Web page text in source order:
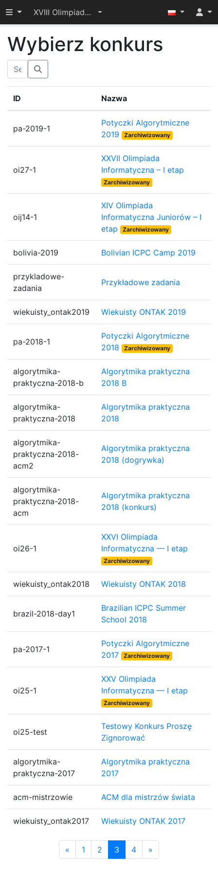
Przełącz widoczność menu
XVIII Olimpiada Informatyczna Juniorów – I etap
Wybierz konkurs
ID Nazwa
pa-2019-1
Potyczki Algorytmiczne
2019
Zarchiwizowany
oi27-1
XXVII Olimpiada
Informatyczna – I etap
Zarchiwizowany
oij14-1
XIV Olimpiada
Informatyczna Juniorów – I
etap
Zarchiwizowany
bolivia-2019 Bolivian ICPC Camp 2019
przykladowe-
zadania
Przykładowe zadania
wiekuisty_ontak2019 Wiekuisty ONTAK 2019
pa-2018-1
Potyczki Algorytmiczne
2018
Zarchiwizowany
algorytmika-
praktyczna-2018-b
Algorytmika praktyczna
2018 B
algorytmika-
praktyczna-2018
Algorytmika praktyczna
2018
algorytmika-
praktyczna-2018-
acm2
Algorytmika praktyczna
2018 (dogrywka)
algorytmika-
praktyczna-2018-
acm
Algorytmika praktyczna
2018 (konkurs)
oi26-1
XXVI Olimpiada
Informatyczna — I etap
Zarchiwizowany
wiekuisty_ontak2018 Wiekuisty ONTAK 2018
brazil-2018-day1
Brazilian ICPC Summer
School 2018
pa-2017-1
Potyczki Algorytmiczne
2017
Zarchiwizowany
oi25-1
XXV Olimpiada
Informatyczna — I etap
Zarchiwizowany
oi25-test
Testowy Konkurs Proszę
Zignorować
algorytmika-
praktyczna-2017
Algorytmika praktyczna
2017
acm-mistrzowie ACM dla mistrzów świata
wiekuisty_ontak2017 Wiekuisty ONTAK 2017
« 1 2 3 4 »